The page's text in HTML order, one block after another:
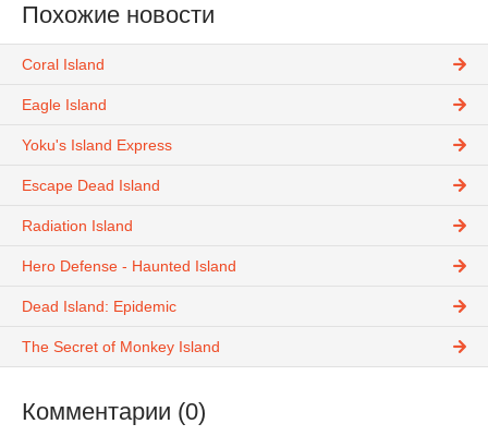
Похожие новости
Coral Island
Eagle Island
Yoku's Island Express
Escape Dead Island
Radiation Island
Hero Defense - Haunted Island
Dead Island: Epidemic
The Secret of Monkey Island
Комментарии (0)